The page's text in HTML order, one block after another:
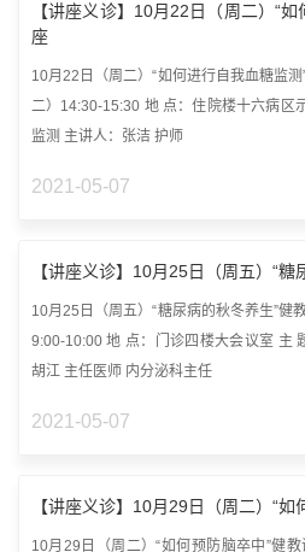
【讲座义诊】10月22日（周二）“
座
10月22日（周二）“如何进行自我血糖监
二）14:30-15:30 地 点：住院楼十六病区
监测 主讲人：张洁 护师
2021-05-07
【讲座义诊】10月25日（周五）“
10月25日（周五）“糖尿病的秋冬养生”健
9:00-10:00 地 点：门诊四楼大会议室 主
胡江 主任医师 内分泌科主任
2021-05-07
【讲座义诊】10月29日（周二）“
10月29日（周二）“如何预防脑卒中”健